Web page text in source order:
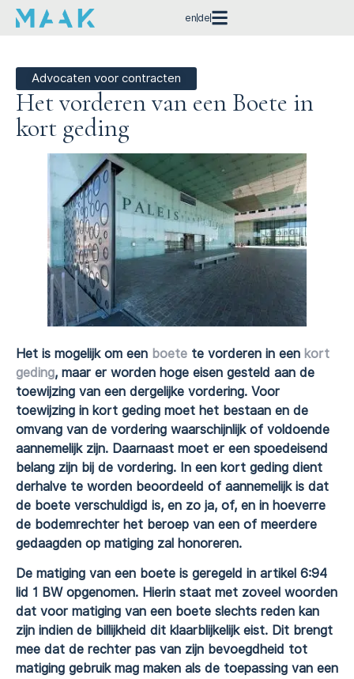
en de
Advocaten voor contracten
Het vorderen van een Boete in
kort geding
Het is mogelijk om een boete te vorderen in een kort
geding, maar er worden hoge eisen gesteld aan de
toewijzing van een dergelijke vordering. Voor
toewijzing in kort geding moet het bestaan en de
omvang van de vordering waarschijnlijk of voldoende
aannemelijk zijn. Daarnaast moet er een spoedeisend
belang zijn bij de vordering. In een kort geding dient
derhalve te worden beoordeeld of aannemelijk is dat
de boete verschuldigd is, en zo ja, of, en in hoeverre
de bodemrechter het beroep van een of meerdere
gedaagden op matiging zal honoreren.
De matiging van een boete is geregeld in artikel 6:94
lid 1 BW opgenomen. Hierin staat met zoveel woorden
dat voor matiging van een boete slechts reden kan
zijn indien de billijkheid dit klaarblijkelijk eist. Dit brengt
mee dat de rechter pas van zijn bevoegdheid tot
matiging gebruik mag maken als de toepassing van een